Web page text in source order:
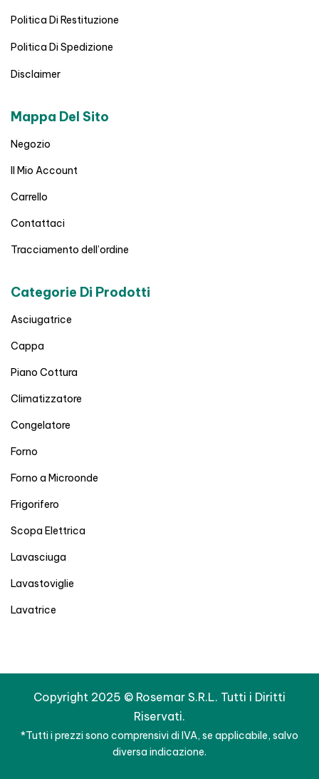
Politica Di Restituzione
Politica Di Spedizione
Disclaimer
Mappa Del Sito
Negozio
Il Mio Account
Carrello
Contattaci
Tracciamento dell’ordine
Categorie Di Prodotti
Asciugatrice
Cappa
Piano Cottura
Climatizzatore
Congelatore
Forno
Forno a Microonde
Frigorifero
Scopa Elettrica
Lavasciuga
Lavastoviglie
Lavatrice
Copyright 2025 © Rosemar S.R.L. Tutti i Diritti
Riservati.
*Tutti i prezzi sono comprensivi di IVA, se applicabile, salvo
diversa indicazione.